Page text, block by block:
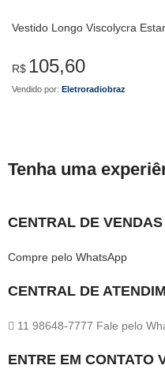
Vestido Longo Viscolycra
R$ 105,60
Vendido por: Eletroradiobraz
Tenha uma
CENTRAL DE VENDAS
Compre pelo WhatsApp
CENTRAL DE
11 98648-7777 Fale pelo
ENTRE EM CONTATO